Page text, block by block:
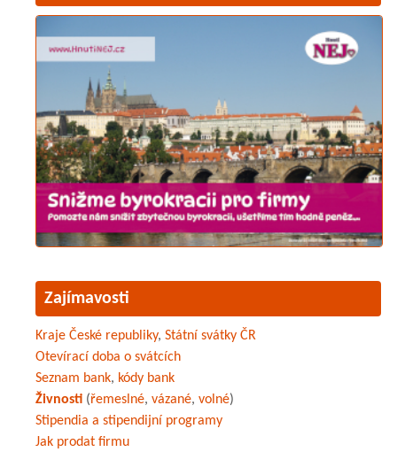
Zajímavosti
Kraje České republiky, Státní svátky ČR
Otevírací doba o svátcích
Seznam bank, kódy bank
Živnosti (řemeslné, vázané, volné)
Stipendia a stipendijní programy
Jak prodat firmu